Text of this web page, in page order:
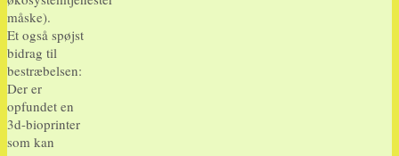
måske).
Et også spøjst
bidrag til
bestræbelsen:
Der er
opfundet en
3d-bioprinter
som kan